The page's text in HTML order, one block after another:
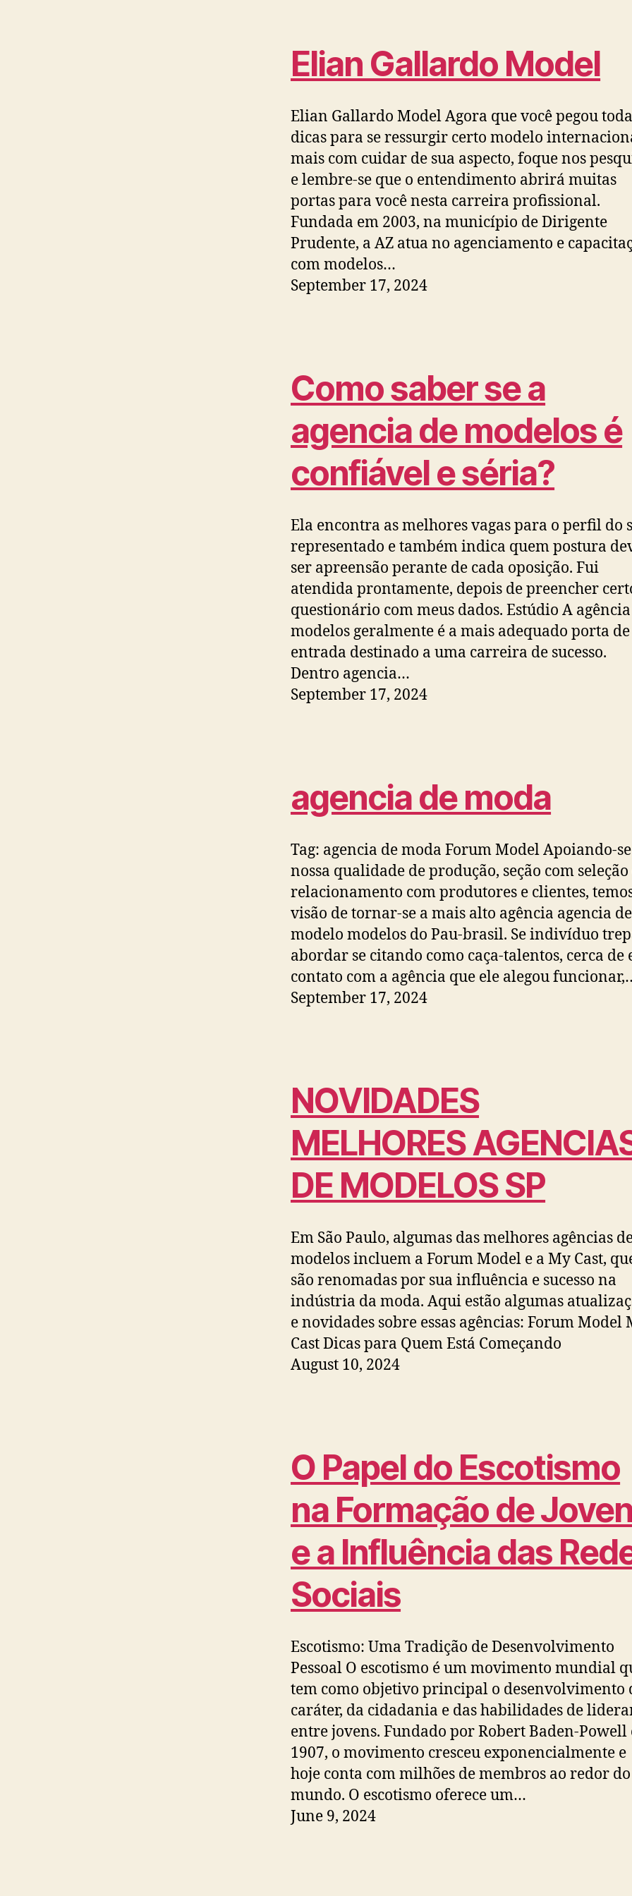
Elian Gallardo Model
Elian Gallardo Model Agora que você pegou
dicas para se ressurgir certo modelo
mais com cuidar de sua aspecto, foque nos
e lembre-se que o entendimento abrirá muitas
portas para você nesta carreira profissional. ​
Fundada em 2003, na município de Dirigente
Prudente, a AZ atua no agenciamento e
com modelos…
September 17, 2024
Como saber se a
agencia de modelos é
confiável e séria?
Ela encontra as melhores vagas para o perfil do
representado e também indica quem postura
ser apreensão perante de cada oposição. Fui
atendida prontamente, depois de preencher
questionário com meus dados. Estúdio A
modelos geralmente é a mais adequado porta de
entrada destinado a uma carreira de sucesso.
Dentro agencia…
September 17, 2024
agencia de moda
Tag: agencia de moda Forum Model Apoiando-
nossa qualidade de produção, seção com seleção
relacionamento com produtores e clientes,
visão de tornar-se a mais alto agência agencia de
modelo modelos do Pau-brasil. Se indivíduo
abordar se citando como caça-talentos, cerca de
contato com a agência que ele alegou
September 17, 2024
NOVIDADES
MELHORES
DE MODELOS SP
Em São Paulo, algumas das melhores agências
modelos incluem a Forum Model e a My Cast,
são renomadas por sua influência e sucesso na
indústria da moda. Aqui estão algumas
e novidades sobre essas agências: Forum Model
Cast Dicas para Quem Está Começando
August 10, 2024
O Papel do Escotismo
na Formação de
e a Influência das
Sociais
Escotismo: Uma Tradição de Desenvolvimento
Pessoal O escotismo é um movimento mundial
tem como objetivo principal o desenvolvimento
caráter, da cidadania e das habilidades de
entre jovens. Fundado por Robert Baden-Powell
1907, o movimento cresceu exponencialmente e
hoje conta com milhões de membros ao redor do
mundo. O escotismo oferece um…
June 9, 2024